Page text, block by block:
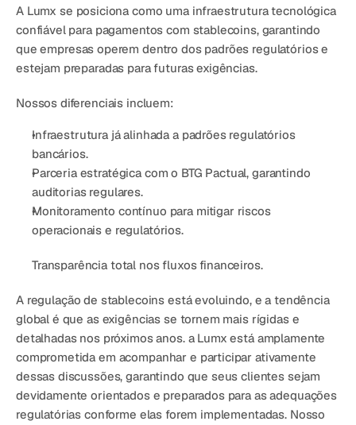
A Lumx se posiciona como uma infraestrutura tecnológica
confiável para pagamentos com stablecoins, garantindo
que empresas operem dentro dos padrões regulatórios e
estejam preparadas para futuras exigências.
Nossos diferenciais incluem:
Infraestrutura já alinhada a padrões regulatórios
bancários.
Parceria estratégica com o BTG Pactual, garantindo
auditorias regulares.
Monitoramento contínuo para mitigar riscos
operacionais e regulatórios.
Transparência total nos fluxos financeiros.
A regulação de stablecoins está evoluindo, e a tendência
global é que as exigências se tornem mais rígidas e
detalhadas nos próximos anos. a Lumx está amplamente
comprometida em acompanhar e participar ativamente
dessas discussões, garantindo que seus clientes sejam
devidamente orientados e preparados para as adequações
regulatórias conforme elas forem implementadas. Nosso